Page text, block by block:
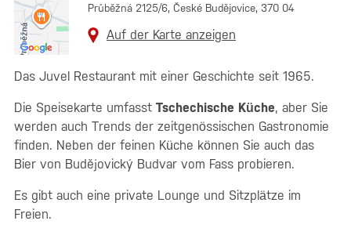
Průběžná 2125/6, České Budějovice, 370 04
Auf der Karte anzeigen
Das Juvel Restaurant mit einer Geschichte seit 1965.
Die Speisekarte umfasst Tschechische Küche, aber Sie
werden auch Trends der zeitgenössischen Gastronomie
finden. Neben der feinen Küche können Sie auch das
Bier von Budějovický Budvar vom Fass probieren.
Es gibt auch eine private Lounge und Sitzplätze im
Freien.